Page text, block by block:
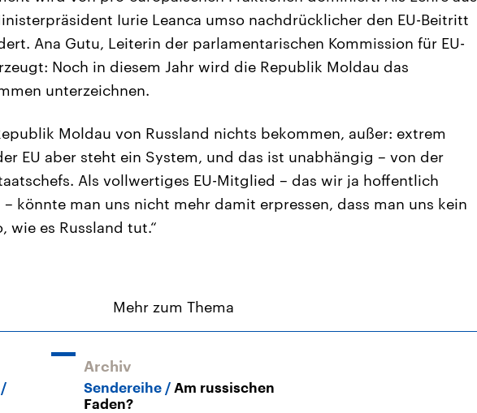
Iurie Leanca umso nachdrücklicher den EU-Beitritt
Ana Gutu, Leiterin der parlamentarischen Kommission für EU-
Noch in diesem Jahr wird die Republik Moldau das
unterzeichnen.
Moldau von Russland nichts bekommen, außer: extrem
EU aber steht ein System, und das ist unabhängig – von der
Als vollwertiges EU-Mitglied – das wir ja hoffentlich
könnte man uns nicht mehr damit erpressen, dass man uns kein
wie es Russland tut.“
Mehr zum Thema
Archiv
Sendereihe
Am russischen
Faden?